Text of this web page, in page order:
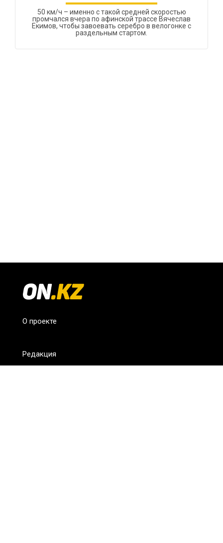
50 км/ч – именно с такой средней скоростью
промчался вчера по афинской трассе Вячеслав
Екимов, чтобы завоевать серебро в велогонке с
раздельным стартом.
О проекте
Редакция